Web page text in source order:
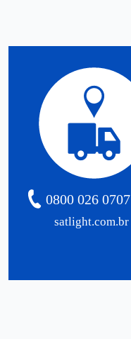
satlight.com.br
0800 026 0707